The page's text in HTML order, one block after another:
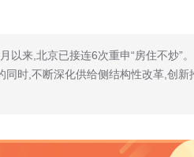
来,北京已接连6次重申“房住不炒”
同时,不断深化供给侧结构性改革,创新